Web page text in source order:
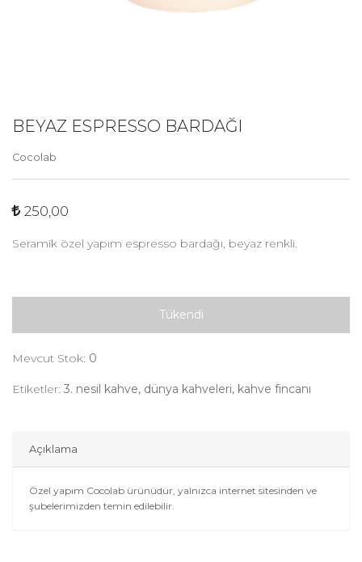
BEYAZ ESPRESSO BARDAĞI
Cocolab
250,00
Seramik özel yapım espresso bardağı, beyaz renkli.
Tükendi
Mevcut Stok: 0
Etiketler: 3. nesil kahve, dünya kahveleri, kahve fincanı
Açıklama
Özel yapım Cocolab ürünüdür, yalnızca internet sitesinden ve
şubelerimizden temin edilebilir.